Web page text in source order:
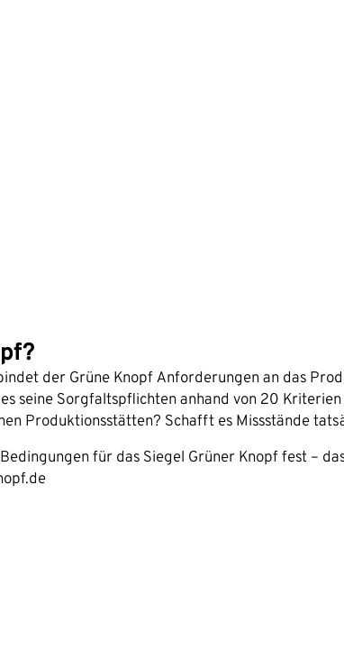
der Grüne Knopf Anforderungen an das
seine Sorgfaltspflichten anhand von 20
Produktionsstätten? Schafft es Missstände
für das Siegel Grüner Knopf fest –